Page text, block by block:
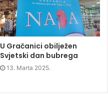
U Gračanici obilježen
Svjetski dan bubrega
13. Marta 2025.